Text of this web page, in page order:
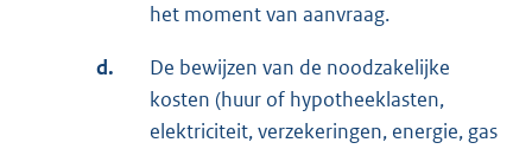
het moment van aanvraag.
d.
De bewijzen van de noodzakelijke
kosten (huur of hypotheeklasten,
elektriciteit, verzekeringen, energie, gas